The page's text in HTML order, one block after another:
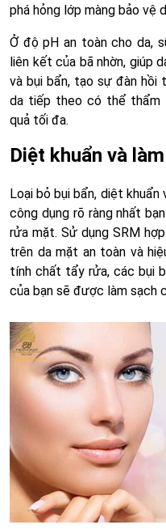
phá hỏng lớp màng bảo vệ
Ở độ pH an toàn cho da,
liên kết của bã nhờn, giúp
và bụi bẩn, tạo sự đàn
da tiếp theo có thể thẩm
quả tối đa.
Diệt khuẩn và
Loại bỏ bụi bẩn, diệt
công dụng rõ ràng nhất
rửa mặt. Sử dụng SRM
trên da mặt an toàn và
tính chất tẩy rửa, các bụi
của bạn sẽ được làm sạch